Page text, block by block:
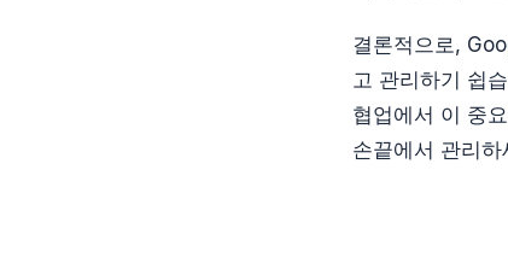
결론적으로,
고 관리하기 쉽
협업에서 이 중
손끝에서 관리하